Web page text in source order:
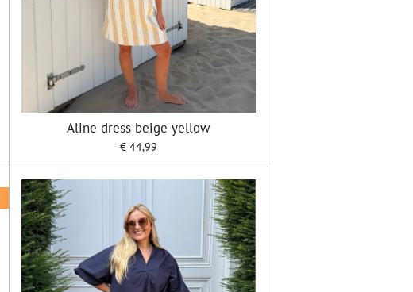
Aline dress beige yellow
€ 44,99